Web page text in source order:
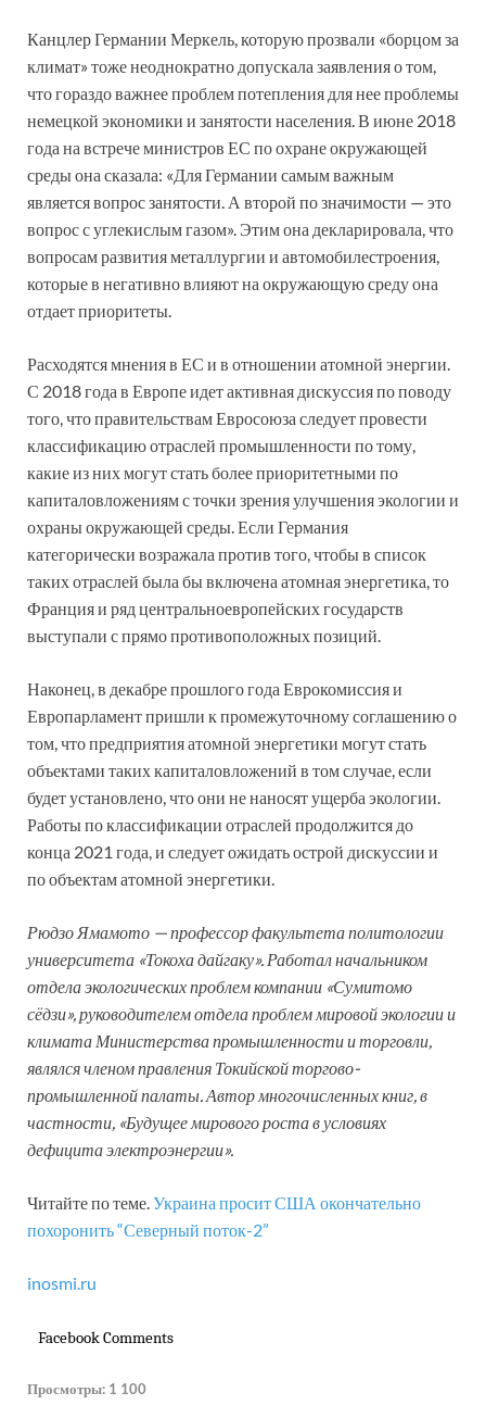
Канцлер Германии Меркель, которую прозвали «борцом за
климат» тоже неоднократно допускала заявления о том,
что гораздо важнее проблем потепления для нее проблемы
немецкой экономики и занятости населения. В июне 2018
года на встрече министров ЕС по охране окружающей
среды она сказала: «Для Германии самым важным
является вопрос занятости. А второй по значимости — это
вопрос с углекислым газом». Этим она декларировала, что
вопросам развития металлургии и автомобилестроения,
которые в негативно влияют на окружающую среду она
отдает приоритеты.
Расходятся мнения в ЕС и в отношении атомной энергии.
С 2018 года в Европе идет активная дискуссия по поводу
того, что правительствам Евросоюза следует провести
классификацию отраслей промышленности по тому,
какие из них могут стать более приоритетными по
капиталовложениям с точки зрения улучшения экологии и
охраны окружающей среды. Если Германия
категорически возражала против того, чтобы в список
таких отраслей была бы включена атомная энергетика, то
Франция и ряд центральноевропейских государств
выступали с прямо противоположных позиций.
Наконец, в декабре прошлого года Еврокомиссия и
Европарламент пришли к промежуточному соглашению о
том, что предприятия атомной энергетики могут стать
объектами таких капиталовложений в том случае, если
будет установлено, что они не наносят ущерба экологии.
Работы по классификации отраслей продолжится до
конца 2021 года, и следует ожидать острой дискуссии и
по объектам атомной энергетики.
Рюдзо Ямамото — профессор факультета политологии
университета «Токоха дайгаку». Работал начальником
отдела экологических проблем компании «Сумитомо
сёдзи», руководителем отдела проблем мировой экологии и
климата Министерства промышленности и торговли,
являлся членом правления Токийской торгово-
промышленной палаты. Автор многочисленных книг, в
частности, «Будущее мирового роста в условиях
дефицита электроэнергии».
Читайте по теме.Украина просит США окончательно
похоронить “Северный поток-2”
inosmi.ru
Facebook Comments
Просмотры: 1 100